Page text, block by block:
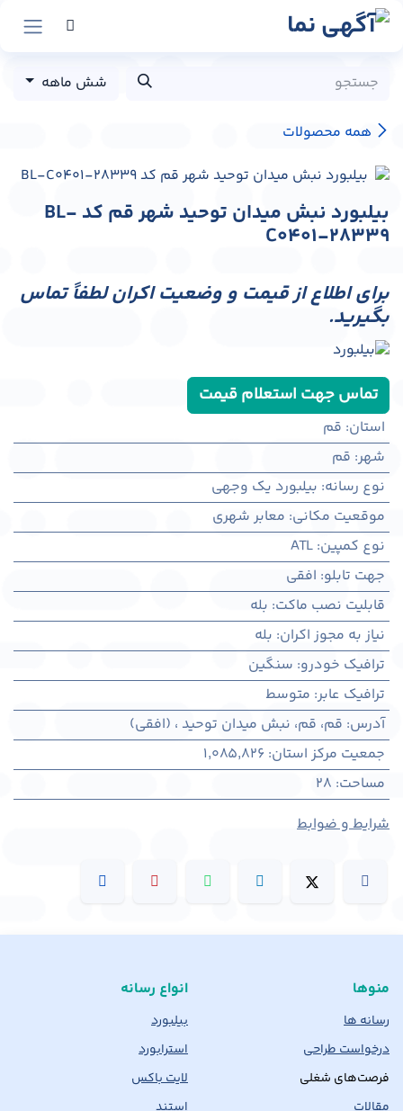
پرش به محتوا
همه محصولات
شش ماهه
بیلبورد نبش میدان توحید شهر قم کد BL-
C0401-28339
برای اطلاع از قیمت و وضعیت اکران لطفاً تماس
بگیرید.
تماس جهت استعلام قیمت
استان: قم
شهر: قم
نوع رسانه: بیلبورد یک وجهی
موقعیت مکانی: معابر شهری
نوع کمپین:
ATL
جهت تابلو: افقی
قابلیت نصب ماکت: بله
نیاز به مجوز اکران: بله
ترافیک خودرو: سنگین
ترافیک عابر: متوسط
آدرس: قم، قم، نبش میدان توحید ، (افقی)
جمعیت مرکز استان:
1,085,826
مساحت:
28
شرایط و ضوابط
منوها
رسانه ها
درخواست طراحی
فرصت‌های شغلی
انواع رسانه
بیلبورد
استرابورد
لایت باکس